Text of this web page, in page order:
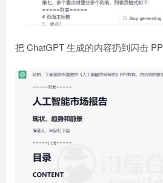
把 ChatGPT 生成的内容扔到闪击